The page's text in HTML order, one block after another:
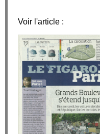
Voir l'article :